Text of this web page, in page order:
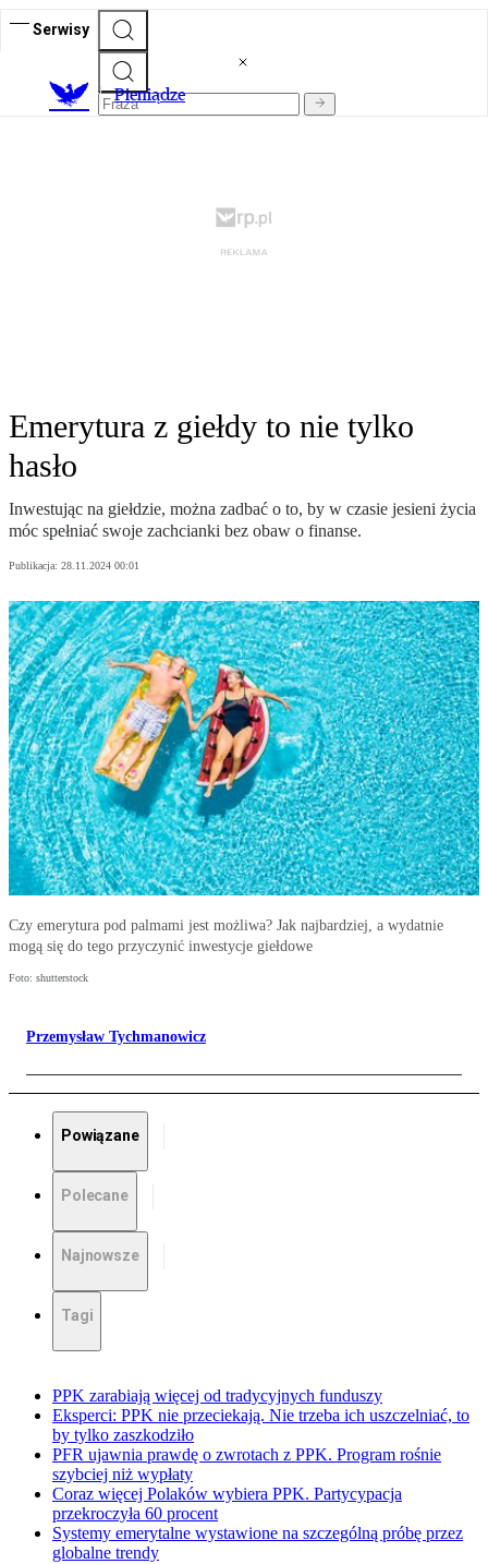
Serwisy
Pieniądze
Emerytura z giełdy to nie tylko
hasło
Inwestując na giełdzie, można zadbać o to, by w czasie jesieni życia
móc spełniać swoje zachcianki bez obaw o finanse.
Publikacja: 28.11.2024 00:01
Czy emerytura pod palmami jest możliwa? Jak najbardziej, a wydatnie
mogą się do tego przyczynić inwestycje giełdowe
Foto: shutterstock
Przemysław Tychmanowicz
Powiązane
Polecane
Najnowsze
Tagi
PPK zarabiają więcej od tradycyjnych funduszy
Eksperci: PPK nie przeciekają. Nie trzeba ich uszczelniać, to
by tylko zaszkodziło
PFR ujawnia prawdę o zwrotach z PPK. Program rośnie
szybciej niż wypłaty
Coraz więcej Polaków wybiera PPK. Partycypacja
przekroczyła 60 procent
Systemy emerytalne wystawione na szczególną próbę przez
globalne trendy